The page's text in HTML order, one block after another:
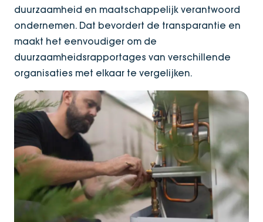
duurzaamheid en maatschappelijk verantwoord
ondernemen. Dat bevordert de transparantie en
maakt het eenvoudiger om de
duurzaamheidsrapportages van verschillende
organisaties met elkaar te vergelijken.